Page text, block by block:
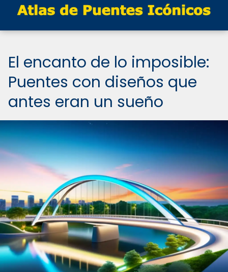
El encanto de lo imposible:
Puentes con diseños que
antes eran un sueño